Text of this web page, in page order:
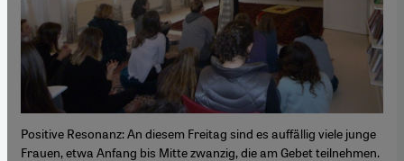
Positive Resonanz: An diesem Freitag sind es auffällig viele junge
Frauen, etwa Anfang bis Mitte zwanzig, die am Gebet teilnehmen.